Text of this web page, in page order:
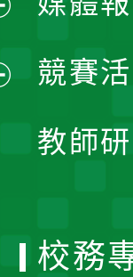
競賽
教師
校務